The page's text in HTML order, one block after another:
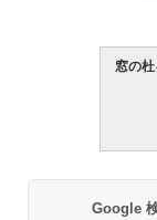
窓の
Google